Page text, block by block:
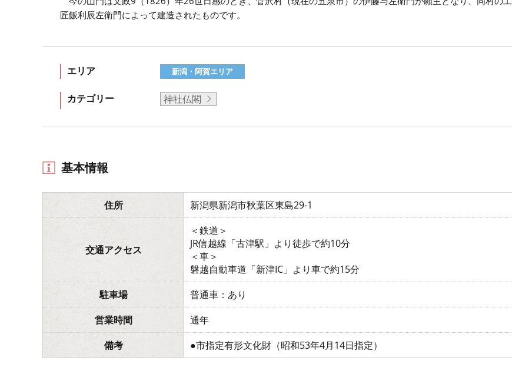
匠飯利辰左衛門によって建造されたものです。
エリア 新潟・阿賀エリア
カテゴリー 神社仏閣
基本情報
住所 新潟県新潟市秋葉区東島29-1
交通アクセス
＜鉄道＞
JR信越線「古津駅」より徒歩で約10分
＜車＞
磐越自動車道「新津IC」より車で約15分
駐車場
普通車：あり
営業時間
通年
備考
●市指定有形文化財（昭和53年4月14日指定）